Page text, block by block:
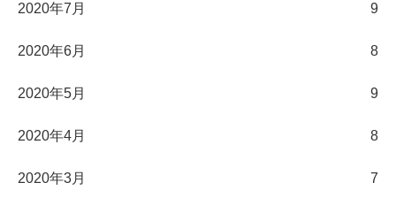
2020年7月 9
2020年6月 8
2020年5月 9
2020年4月 8
2020年3月 7